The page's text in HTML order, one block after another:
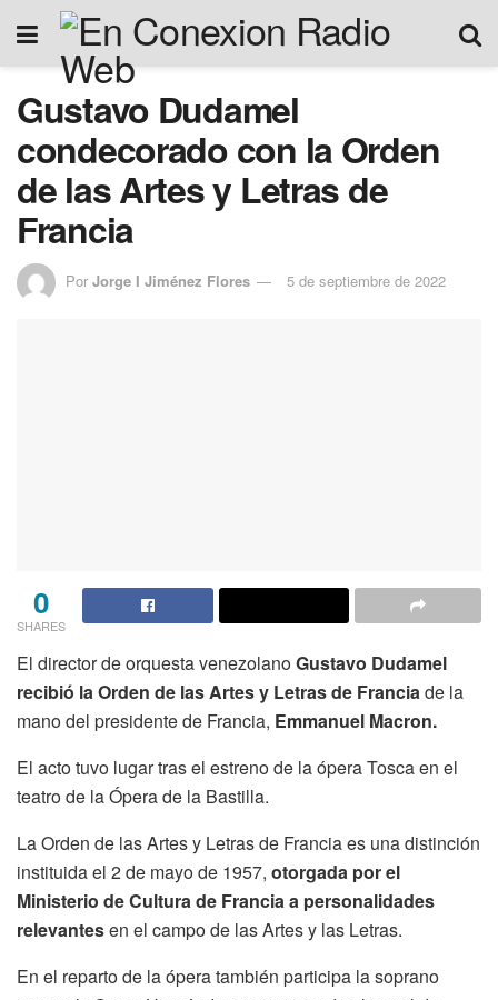
Gustavo Dudamel
condecorado con la Orden
de las Artes y Letras de
Francia
Por Jorge I Jiménez Flores 5 de septiembre de 2022
0
SHARES
El director de orquesta venezolanoGustavo Dudamel
recibió la Orden de las Artes y Letras de Franciade la
mano del presidente de Francia, Emmanuel Macron.
El acto tuvo lugar tras el estreno de la ópera Tosca en el
teatro de la Ópera de la Bastilla.
La Orden de las Artes y Letras de Francia es una distinción
instituida el 2 de mayo de 1957, otorgada por el
Ministerio de Cultura de Francia a personalidades
relevantesen el campo de las Artes y las Letras.
En el reparto de la ópera también participa la soprano